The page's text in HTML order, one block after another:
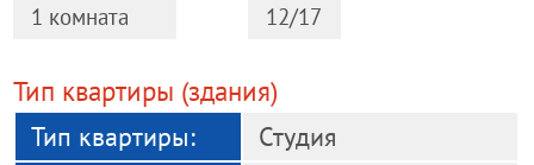
1 комната 12/17
Тип квартиры (здания)
Тип квартиры:
Студия